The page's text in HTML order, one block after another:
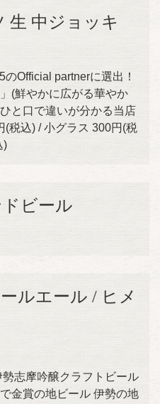
生 中ジョッキ
Official partnerに選出！
(鮮やかに広がる華やか
と口で違いが分かる当店
(税込) / 小グラス 300円(税
)
ビール
ルエール / ヒメ
志摩吟醸クラフトビール
金賞の地ビール 伊勢の地